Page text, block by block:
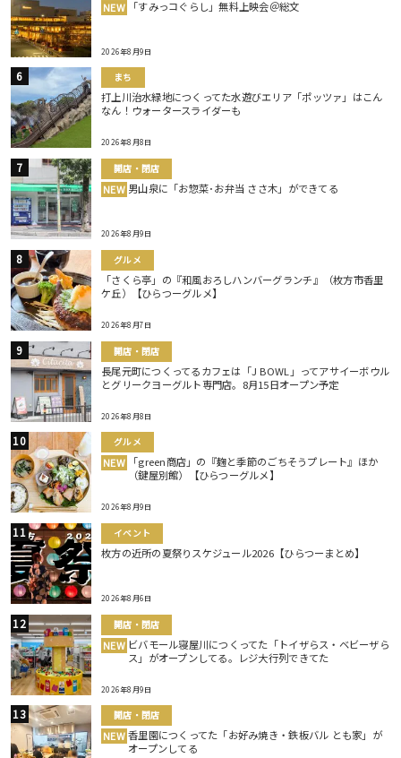
NEW 「すみっコぐらし」無料上映会＠総文
2026年8月9日
まち
打上川治水緑地につくってた水遊びエリア「ポッツァ」はこん
なん！ウォータースライダーも
2026年8月8日
開店・閉店
NEW 男山泉に「お惣菜･お弁当 ささ木」ができてる
2026年8月9日
グルメ
「さくら亭」の『和風おろしハンバーグランチ』（枚方市香里
ケ丘）【ひらつーグルメ】
2026年8月7日
開店・閉店
長尾元町につくってるカフェは「J BOWL」ってアサイーボウル
とグリークヨーグルト専門店。8月15日オープン予定
2026年8月8日
グルメ
NEW
「green商店」の『麹と季節のごちそうプレート』ほか
（鍵屋別館）【ひらつーグルメ】
2026年8月9日
イベント
枚方の近所の夏祭りスケジュール2026【ひらつーまとめ】
2026年8月6日
開店・閉店
NEW ビバモール寝屋川につくってた「トイザらス・ベビーザら
ス」がオープンしてる。レジ大行列できてた
2026年8月9日
開店・閉店
NEW 香里園につくってた「お好み焼き・鉄板バル とも家」が
オープンしてる